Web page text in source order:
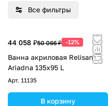
Все фильтры
44 058 ₽50 066 ₽ -12%
Ванна акриловая Relisan
Ariadna 135х95 L
Арт. 11135
В корзину